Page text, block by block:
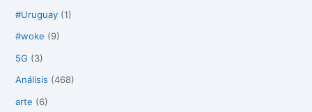
#Uruguay (1)
#woke (9)
5G (3)
Análisis (468)
arte (6)